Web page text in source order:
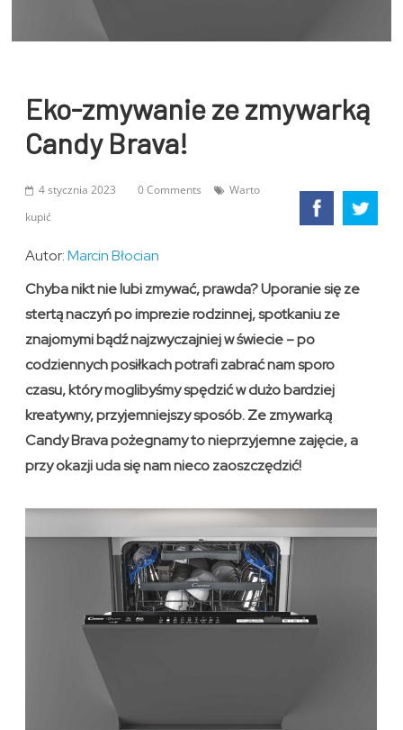
Eko-zmywanie ze zmywarką
Candy Brava!
4 stycznia 2023 0 Comments
Warto
kupić
Autor:Marcin Błocian
Chyba nikt nie lubi zmywać, prawda? Uporanie się ze
stertą naczyń po imprezie rodzinnej, spotkaniu ze
znajomymi bądź najzwyczajniej w świecie – po
codziennych posiłkach potrafi zabrać nam sporo
czasu, który moglibyśmy spędzić w dużo bardziej
kreatywny, przyjemniejszy sposób. Ze zmywarką
Candy Brava pożegnamy to nieprzyjemne zajęcie, a
przy okazji uda się nam nieco zaoszczędzić!